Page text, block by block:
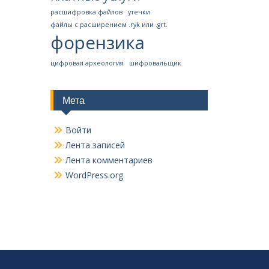
расшифровка файлов
утечки
файлы с расширением .ryk или .grt.
форензика
цифровая археология шифровальщик
Мета
Войти
Лента записей
Лента комментариев
WordPress.org